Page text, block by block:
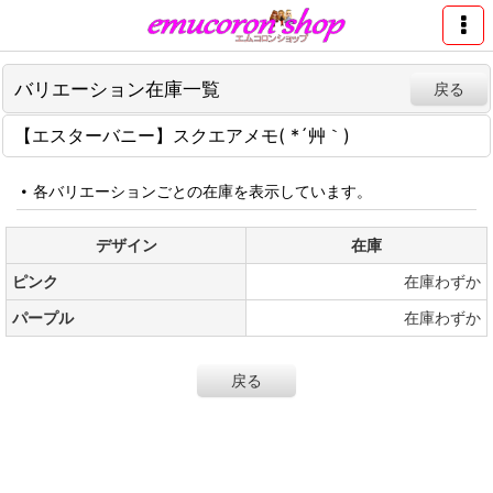
バリエーション在庫一覧 戻る
【エスターバニー】スクエアメモ( *´艸｀)
各バリエーションごとの在庫を表示しています。
デザイン
在庫
ピンク
在庫わずか
パープル
在庫わずか
戻る